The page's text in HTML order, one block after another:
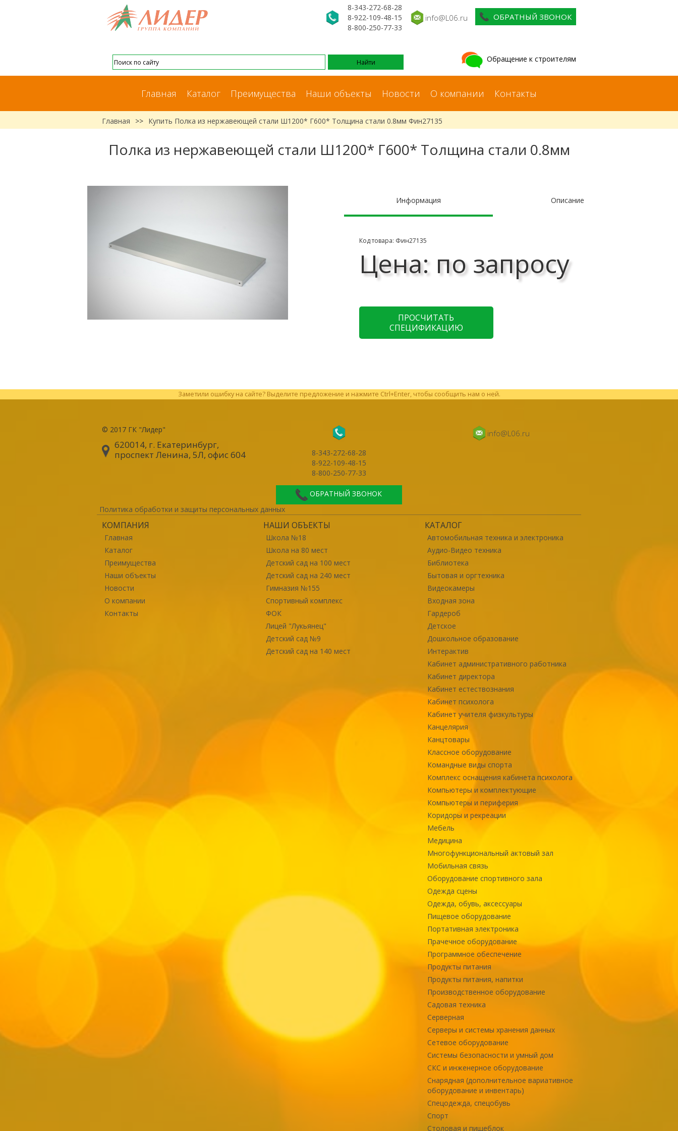
8-343-272-68-28
8-922-109-48-15
8-800-250-77-33
info@L06.ru ОБРАТНЫЙ ЗВОНОК
Обращение к строителям
Главная Каталог Преимущества Наши объекты Новости О компании Контакты
Главная >> Купить Полка из нержавеющей стали Ш1200* Г600* Толщина стали 0.8мм Фин27135
Полка из нержавеющей стали Ш1200* Г600* Толщина стали 0.8мм
Информация Описание
Код товара: Фин27135
Цена: по запросу
ПРОСЧИТАТЬ
СПЕЦИФИКАЦИЮ
Заметили ошибку на сайте? Выделите предложение и нажмите Ctrl+Enter, чтобы сообщить нам о ней.
© 2017 ГК "Лидер"
620014, г. Екатеринбург,
проспект Ленина, 5Л, офис 604
8-343-272-68-28
8-922-109-48-15
8-800-250-77-33
ОБРАТНЫЙ ЗВОНОК
info@L06.ru
Политика обработки и защиты персональных данных
КОМПАНИЯ
Главная
Каталог
Преимущества
Наши объекты
Новости
О компании
Контакты
НАШИ ОБЪЕКТЫ
Школа №18
Школа на 80 мест
Детский сад на 100 мест
Детский сад на 240 мест
Гимназия №155
Спортивный комплекс
ФОК
Лицей "Лукьянец"
Детский сад №9
Детский сад на 140 мест
КАТАЛОГ
Автомобильная техника и электроника
Аудио-Видео техника
Библиотека
Бытовая и оргтехника
Видеокамеры
Входная зона
Гардероб
Детское
Дошкольное образование
Интерактив
Кабинет административного работника
Кабинет директора
Кабинет естествознания
Кабинет психолога
Кабинет учителя физкультуры
Канцелярия
Канцтовары
Классное оборудование
Командные виды спорта
Комплекс оснащения кабинета психолога
Компьютеры и комплектующие
Компьютеры и периферия
Коридоры и рекреации
Мебель
Медицина
Многофункциональный актовый зал
Мобильная связь
Оборудование спортивного зала
Одежда сцены
Одежда, обувь, аксессуары
Пищевое оборудование
Портативная электроника
Прачечное оборудование
Программное обеспечение
Продукты питания
Продукты питания, напитки
Производственное оборудование
Садовая техника
Серверная
Серверы и системы хранения данных
Сетевое оборудование
Системы безопасности и умный дом
СКС и инженерное оборудование
Снарядная (дополнительное вариативное
оборудование и инвентарь)
Спецодежда, спецобувь
Спорт
Столовая и пищеблок